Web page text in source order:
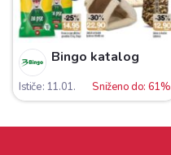
Bingo katalog
Ističe: 11.01. Sniženo do: 61%